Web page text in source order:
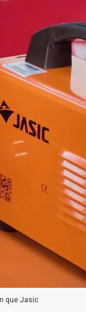
que Jasic